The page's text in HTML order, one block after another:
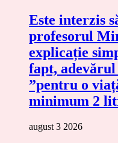
Este interzis
profesorul
explicație
fapt, adevărul
”pentru o
minimum 2
august 3 2026